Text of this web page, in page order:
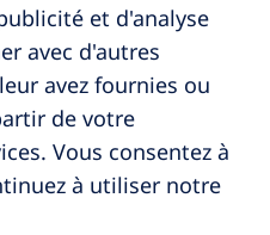
et d'analyse
avec d'autres
avez fournies ou
de votre
Vous consentez à
à utiliser notre